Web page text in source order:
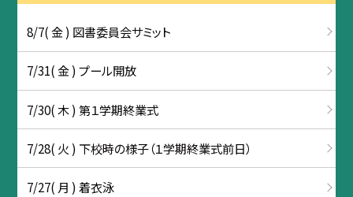
8/7( 金 ) 図書委員会サミット
7/31( 金 ) プール開放
7/30( 木 ) 第１学期終業式
7/28( 火 ) 下校時の様子（１学期終業式前日）
7/27( 月 ) 着衣泳